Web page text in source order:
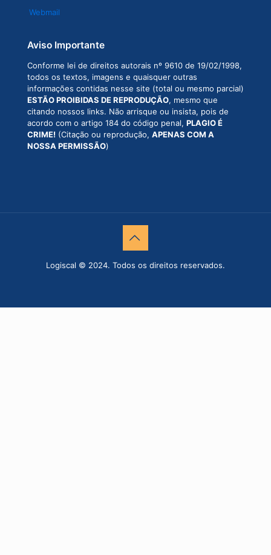
Webmail
Aviso Importante
Conforme lei de direitos autorais nº 9610 de 19/02/1998,
todos os textos, imagens e quaisquer outras
informações contidas nesse site (total ou mesmo parcial)
ESTÃO PROIBIDAS DE REPRODUÇÃO, mesmo que
citando nossos links. Não arrisque ou insista, pois de
acordo com o artigo 184 do código penal, PLAGIO É
CRIME! (Citação ou reprodução, APENAS COM A
NOSSA PERMISSÃO)
Logiscal © 2024. Todos os direitos reservados.